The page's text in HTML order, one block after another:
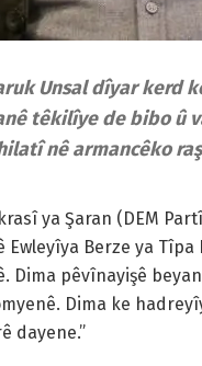
Unsal dîyar kerd
têkilîye de bibo û
nê armancêko
ya Şaran (DEM
Berze ya
Dima pêvînayişê
Dima ke
dayene.”